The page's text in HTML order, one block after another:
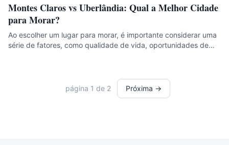
Montes Claros vs Uberlândia: Qual a Melhor Cidade
para Morar?
Ao escolher um lugar para morar, é importante considerar uma
série de fatores, como qualidade de vida, oportunidades de…
página 1 de 2 Próxima →